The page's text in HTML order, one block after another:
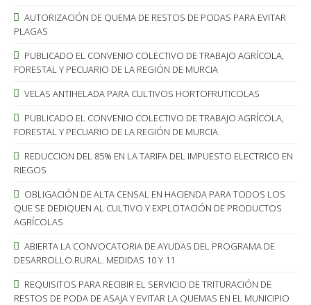
AUTORIZACIÓN DE QUEMA DE RESTOS DE PODAS PARA EVITAR
PLAGAS
PUBLICADO EL CONVENIO COLECTIVO DE TRABAJO AGRÍCOLA,
FORESTAL Y PECUARIO DE LA REGIÓN DE MURCIA
VELAS ANTIHELADA PARA CULTIVOS HORTOFRUTICOLAS
PUBLICADO EL CONVENIO COLECTIVO DE TRABAJO AGRÍCOLA,
FORESTAL Y PECUARIO DE LA REGIÓN DE MURCIA.
REDUCCION DEL 85% EN LA TARIFA DEL IMPUESTO ELECTRICO EN
RIEGOS
OBLIGACIÓN DE ALTA CENSAL EN HACIENDA PARA TODOS LOS
QUE SE DEDIQUEN AL CULTIVO Y EXPLOTACIÓN DE PRODUCTOS
AGRÍCOLAS
ABIERTA LA CONVOCATORIA DE AYUDAS DEL PROGRAMA DE
DESARROLLO RURAL. MEDIDAS 10 Y 11
REQUISITOS PARA RECIBIR EL SERVICIO DE TRITURACIÓN DE
RESTOS DE PODA DE ASAJA Y EVITAR LA QUEMAS EN EL MUNICIPIO